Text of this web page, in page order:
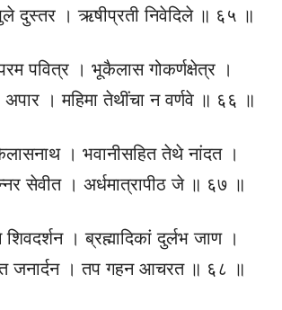
दुस्तर । ऋषीप्रती निवेदिले ॥ ६५ ॥
पवित्र । भूकैलास गोकर्णक्षेत्र ।
। महिमा तेथींचा न वर्णवे ॥ ६६ ॥
। भवानीसहित तेथे नांदत ।
सेवीत । अर्धमात्रापीठ जे ॥ ६७ ॥
शिवदर्शन । ब्रह्मादिकां दुर्लभ जाण ।
जनार्दन । तप गहन आचरत ॥ ६८ ॥